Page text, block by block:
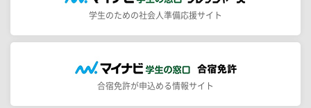
学生のための社会人準備応援サイト
合宿免許が申込める情報サイト